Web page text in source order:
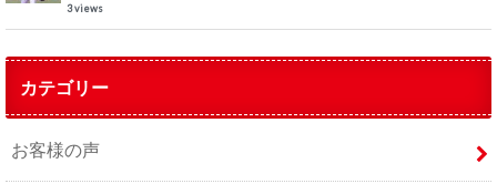
3 views
カテゴリー
お客様の声